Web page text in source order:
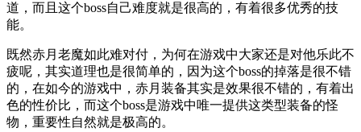
道，而且这个boss自己难度就是很高的，有着很多优秀的技
能。
既然赤月老魔如此难对付，为何在游戏中大家还是对他乐此不
疲呢，其实道理也是很简单的，因为这个boss的掉落是很不错
的，在如今的游戏中，赤月装备其实是效果很不错的，有着出
色的性价比，而这个boss是游戏中唯一提供这类型装备的怪
物，重要性自然就是极高的。